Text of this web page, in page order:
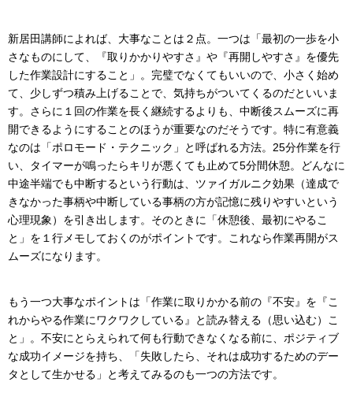
新居田講師によれば、大事なことは２点。一つは「最初の一歩を小
さなものにして、『取りかかりやすさ』や『再開しやすさ』を優先
した作業設計にすること」。完璧でなくてもいいので、小さく始め
て、少しずつ積み上げることで、気持ちがついてくるのだといいま
す。さらに１回の作業を長く継続するよりも、中断後スムーズに再
開できるようにすることのほうが重要なのだそうです。特に有意義
なのは「ポロモード・テクニック」と呼ばれる方法。25分作業を行
い、タイマーが鳴ったらキリが悪くても止めて5分間休憩。どんなに
中途半端でも中断するという行動は、ツァイガルニク効果（達成で
きなかった事柄や中断している事柄の方が記憶に残りやすいという
心理現象）を引き出します。そのときに「休憩後、最初にやるこ
と」を１行メモしておくのがポイントです。これなら作業再開がス
ムーズになります。
もう一つ大事なポイントは「作業に取りかかる前の『不安』を『こ
れからやる作業にワクワクしている』と読み替える（思い込む）こ
と」。不安にとらえられて何も行動できなくなる前に、ポジティブ
な成功イメージを持ち、「失敗したら、それは成功するためのデー
タとして生かせる」と考えてみるのも一つの方法です。